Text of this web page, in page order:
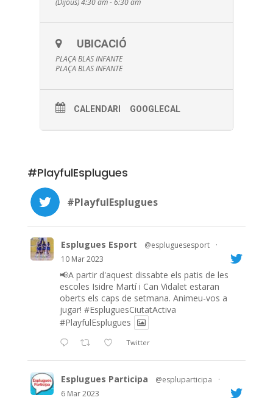
(Dijous) 4:30 am - 6:30 am
UBICACIÓ
PLAÇA BLAS INFANTE
PLAÇA BLAS INFANTE
CALENDARI GOOGLECAL
#PlayfulEsplugues
#PlayfulEsplugues
Esplugues Esport @espluguesesport
·
10 Mar 2023
📢A partir d'aquest dissabte els patis de les
escoles Isidre Martí i Can Vidalet estaran
oberts els caps de setmana. Animeu-vos a
jugar! #EspluguesCiutatActiva
#PlayfulEsplugues
Twitter
Esplugues Participa @espluparticipa
·
6 Mar 2023